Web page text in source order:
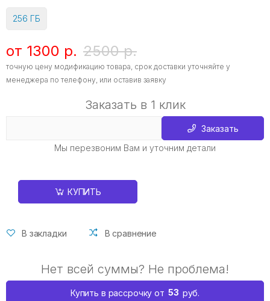
256 ГБ
от 1300 р. 2500 р.
точную цену модификацию товара, срок доставки уточняйте у
менеджера по телефону, или оставив заявку
Заказать в 1 клик
Заказать
Мы перезвоним Вам и уточним детали
КУПИТЬ
В закладки В сравнение
Нет всей суммы? Не проблема!
Купить в рассрочку от 53 руб.